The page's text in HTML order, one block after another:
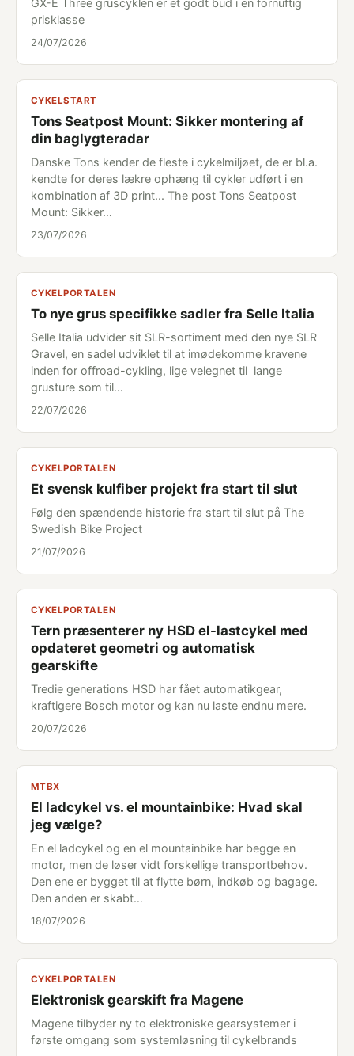
GX-E Three gruscyklen er et godt bud i en fornuftig
prisklasse
24/07/2026
CYKELSTART
Tons Seatpost Mount: Sikker montering af
din baglygteradar
Danske Tons kender de fleste i cykelmiljøet, de er bl.a.
kendte for deres lækre ophæng til cykler udført i en
kombination af 3D print... The post Tons Seatpost
Mount: Sikker…
23/07/2026
CYKELPORTALEN
To nye grus specifikke sadler fra Selle Italia
Selle Italia udvider sit SLR-sortiment med den nye SLR
Gravel, en sadel udviklet til at imødekomme kravene
inden for offroad-cykling, lige velegnet til lange
grusture som til…
22/07/2026
CYKELPORTALEN
Et svensk kulfiber projekt fra start til slut
Følg den spændende historie fra start til slut på The
Swedish Bike Project
21/07/2026
CYKELPORTALEN
Tern præsenterer ny HSD el-lastcykel med
opdateret geometri og automatisk
gearskifte
Tredie generations HSD har fået automatikgear,
kraftigere Bosch motor og kan nu laste endnu mere.
20/07/2026
MTBX
El ladcykel vs. el mountainbike: Hvad skal
jeg vælge?
En el ladcykel og en el mountainbike har begge en
motor, men de løser vidt forskellige transportbehov.
Den ene er bygget til at flytte børn, indkøb og bagage.
Den anden er skabt…
18/07/2026
CYKELPORTALEN
Elektronisk gearskift fra Magene
Magene tilbyder ny to elektroniske gearsystemer i
første omgang som systemløsning til cykelbrands